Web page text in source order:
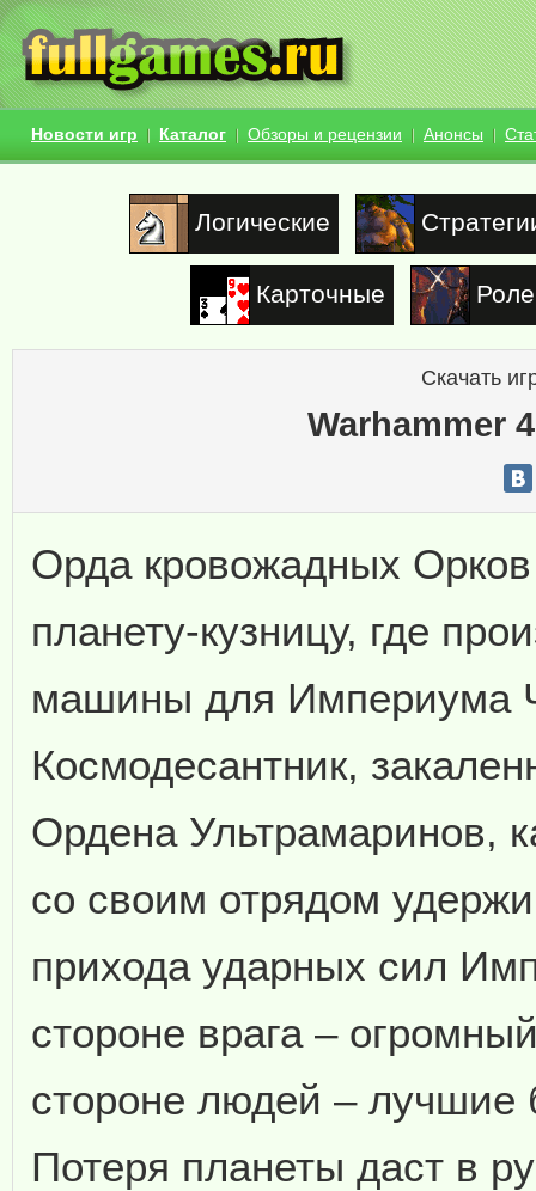
Новости игр Каталог Обзоры и рецензии Анонсы
Логические
Карточные
Скачать
Warhammer
Орда кровожадных Орков
планету-кузницу, где
машины для Империума
Космодесантник,
Ордена Ультрамаринов,
со своим отрядом
прихода ударных сил
стороне врага –
стороне людей –
Потеря планеты даст в